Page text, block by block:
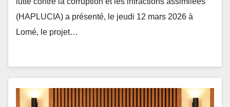
(HAPLUCIA) a présenté, le jeudi 12 mars 2026 à
Lomé, le projet…